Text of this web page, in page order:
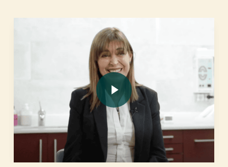
Play Video
Play Video